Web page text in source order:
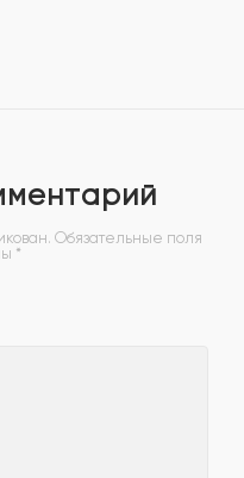
Обязательные поля
*